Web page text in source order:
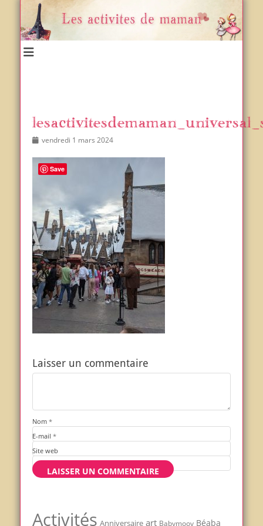
Posted
vendredi 1 mars 2024
Laisser un commentaire
Nom *
E-mail *
Site web
Activités Anniversaire art Babymoov Béaba
Save